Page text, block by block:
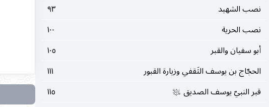
نصب الشهيد
٩٣
نصب الحرية
١٠٠
أبو سفيان والقبر
١٠٥
الحجّاج بن يوسف الثَقفي وزيارة القبور
١١١
قبر النبيّ يوسف الصديق عليه‌السلام
١١٥